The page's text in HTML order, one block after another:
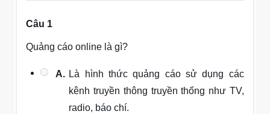
Câu 1
Quảng cáo online là gì?
A. Là hình thức quảng cáo sử dụng các
kênh truyền thông truyền thống như TV,
radio, báo chí.